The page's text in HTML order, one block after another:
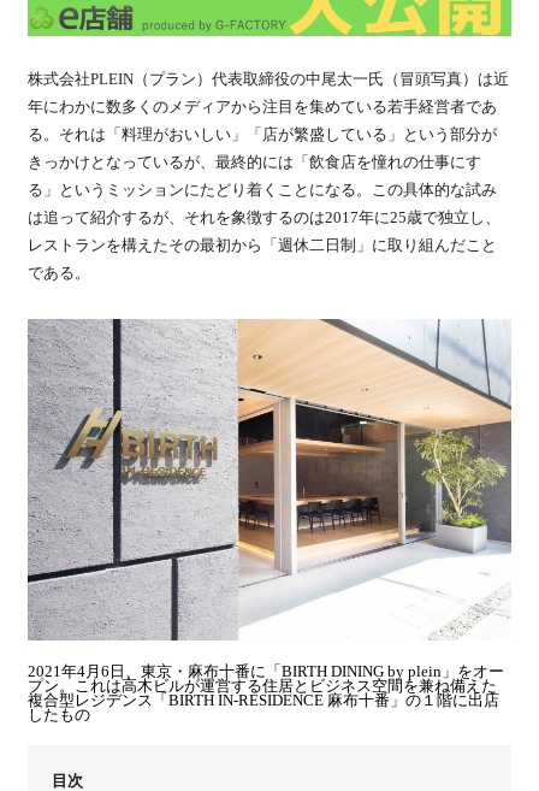
株式会社PLEIN（プラン）代表取締役の中尾太一氏（冒頭写真）は近
年にわかに数多くのメディアから注目を集めている若手経営者であ
る。それは「料理がおいしい」「店が繁盛している」という部分が
きっかけとなっているが、最終的には「飲食店を憧れの仕事にす
る」というミッションにたどり着くことになる。この具体的な試み
は追って紹介するが、それを象徴するのは2017年に25歳で独立し、
レストランを構えたその最初から「週休二日制」に取り組んだこと
である。
2021年4月6日、東京・麻布十番に「BIRTH DINING by plein」をオー
プン。これは高木ビルが運営する住居とビジネス空間を兼ね備えた
複合型レジデンス「BIRTH IN-RESIDENCE 麻布十番」の１階に出店
したもの
目次